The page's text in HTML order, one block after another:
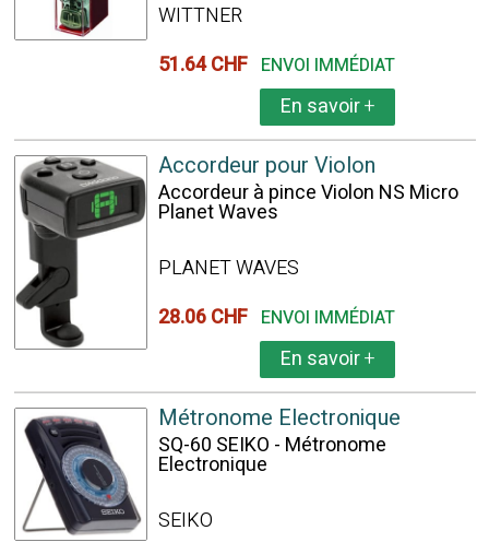
WITTNER
51.64 CHF ENVOI IMMÉDIAT
En savoir+
Accordeur pour Violon
Accordeur à pince Violon NS Micro
Planet Waves
PLANET WAVES
28.06 CHF ENVOI IMMÉDIAT
En savoir+
Métronome Electronique
SQ-60 SEIKO - Métronome
Electronique
SEIKO